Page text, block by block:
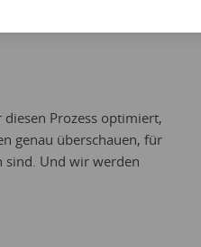
bzw.
Prozess optimiert,
genau überschauen, für
sind. Und wir werden